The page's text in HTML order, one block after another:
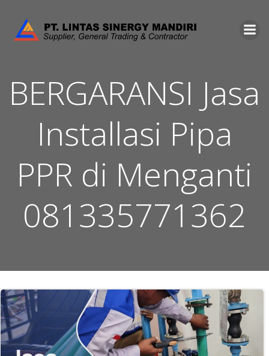
to
content
BERGARANSI Jasa
Installasi Pipa
PPR di Menganti
081335771362